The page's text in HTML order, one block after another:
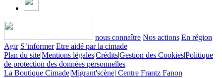
nous connaître Nos actions En région
Agir S’informer Etre aidé par la cimade
Plan du site|Mentions légales|Crédits|Gestion des Cookies|Politique
de protection des données personnelles
La Boutique Cimade|Migrant'scène| Centre Frantz Fanon